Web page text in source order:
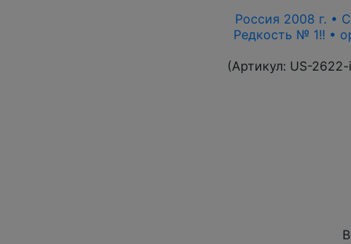
Россия 2008 г. •
Редкость № 1!! •
(Артикул: US-